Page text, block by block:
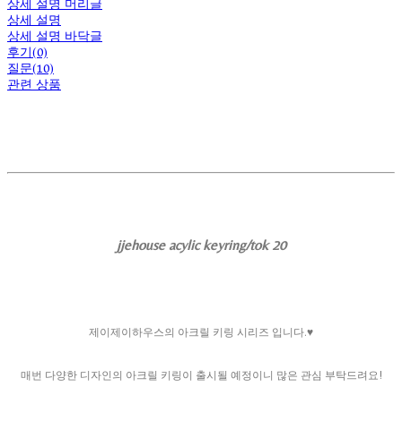
상세 설명 머리글
상세 설명
상세 설명 바닥글
후기(0)
질문(10)
관련 상품
jjehouse acylic keyring/tok 20
제이제이하우스의 아크릴 키링 시리즈 입니다.♥
매번 다양한 디자인의 아크릴 키링이 출시될 예정이니 많은 관심 부탁드려요!